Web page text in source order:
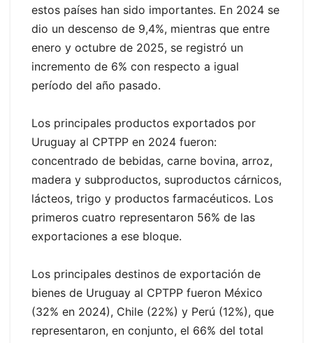
estos países han sido importantes. En 2024 se
dio un descenso de 9,4%, mientras que entre
enero y octubre de 2025, se registró un
incremento de 6% con respecto a igual
período del año pasado.
Los principales productos exportados por
Uruguay al CPTPP en 2024 fueron:
concentrado de bebidas, carne bovina, arroz,
madera y subproductos, suproductos cárnicos,
lácteos, trigo y productos farmacéuticos. Los
primeros cuatro representaron 56% de las
exportaciones a ese bloque.
Los principales destinos de exportación de
bienes de Uruguay al CPTPP fueron México
(32% en 2024), Chile (22%) y Perú (12%), que
representaron, en conjunto, el 66% del total